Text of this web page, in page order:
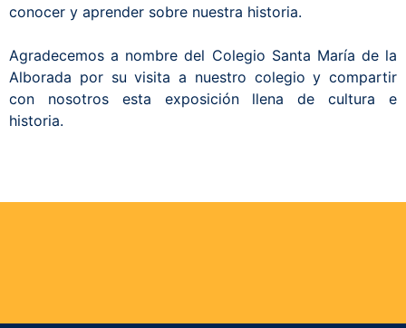
conocer y aprender sobre nuestra historia.
Agradecemos a nombre del Colegio Santa María de la
Alborada por su visita a nuestro colegio y compartir
con nosotros esta exposición llena de cultura e
historia.